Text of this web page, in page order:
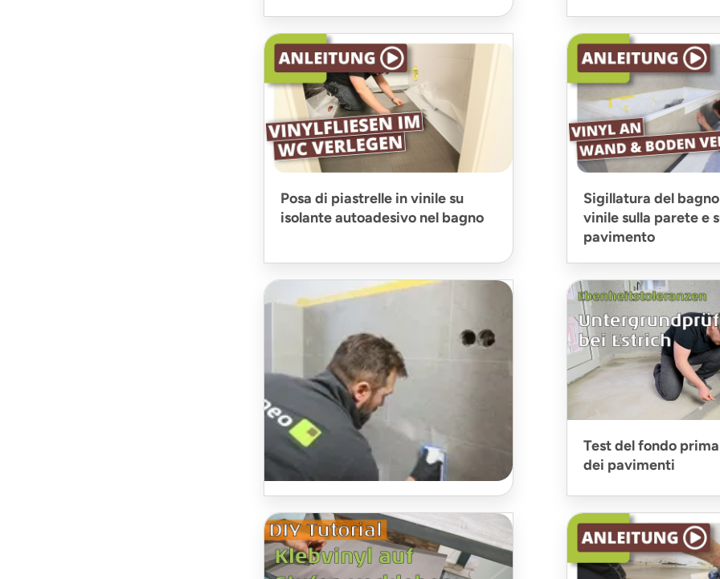
Posa di piastrelle in vinile su
isolante autoadesivo nel bagno
Sigillatura del
vinile sulla parete e
pavimento
Stuccatura di piastrelle viniliche
Test del fondo
dei pavimenti